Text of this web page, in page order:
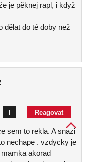
je pěknej rapl, i když
dělat do té doby než
Reagovat
!
sem to rekla. A snazi
nechape . vzdycky je
akorad